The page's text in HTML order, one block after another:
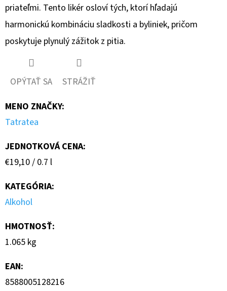
priateľmi. Tento likér osloví tých, ktorí hľadajú
harmonickú kombináciu sladkosti a byliniek, pričom
poskytuje plynulý zážitok z pitia.
OPÝTAŤ SA
STRÁŽIŤ
MENO ZNAČKY:
Tatratea
JEDNOTKOVÁ CENA:
Jednotková
€19,10 / 0.7 l
KATEGÓRIA:
Alkohol
HMOTNOSŤ:
1.065 kg
EAN:
8588005128216